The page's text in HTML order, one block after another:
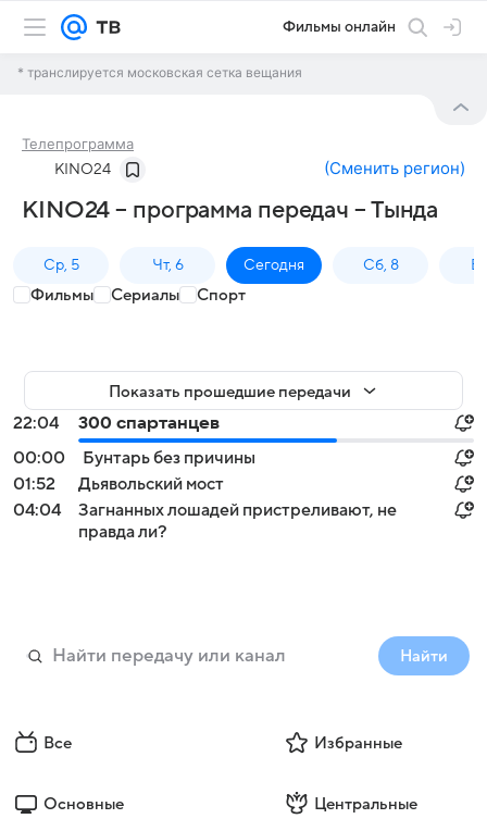
Фильмы онлайн
* транслируется московская сетка вещания
Телепрограмма
KINO24 (Сменить регион)
KINO24 – программа передач – Тында
Ср, 5 Чт, 6 Сегодня Сб, 8
Фильмы Сериалы Спорт
Показать прошедшие передачи
22:04
300 спартанцев
00:00
Бунтарь без причины
01:52
Дьявольский мост
04:04
Загнанных лошадей пристреливают, не
правда ли?
Найти
Все Избранные
Основные Центральные